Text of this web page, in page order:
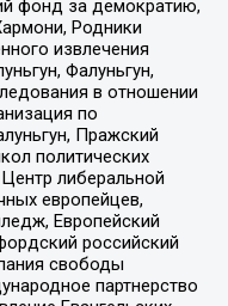
фонд за демократию,
Родники
извлечения
Фалуньгун,
в отношении
по
Пражский
политических
либеральной
европейцев,
Европейский
российский
свободы
партнерство